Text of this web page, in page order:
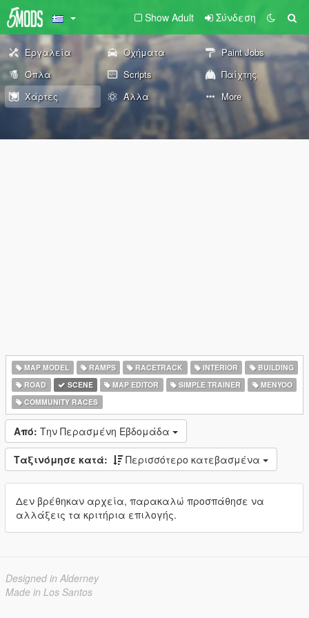
Show Adult Σύνδεση
Εργαλεία Οχήματα
Paint Jobs
Όπλα
Scripts
Παίχτης
Χάρτες
Άλλα More
MAP MODEL RAMPS RACETRACK INTERIOR
BUILDING
ROAD
SCENE MAP EDITOR SIMPLE TRAINER
MENYOO
COMMUNITY RACES
Από: Την Περασμένη Εβδομάδα
Ταξινόμησε κατά: Περισσότερο κατεβασμένα
Δεν βρέθηκαν αρχεία, παρακαλώ προσπάθησε να
αλλάξεις τα κριτήρια επιλογής.
Designed in Alderney
Made in Los Santos